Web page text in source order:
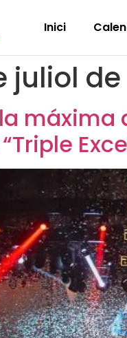
Inici
juliol